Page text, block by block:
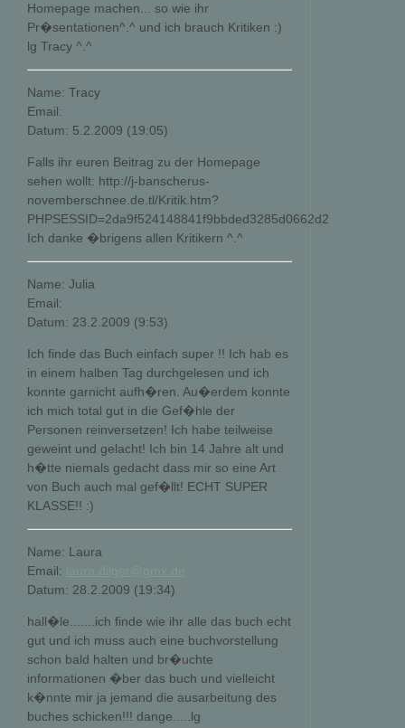
Homepage machen... so wie ihr
Pr�sentationen^.^ und ich brauch Kritiken :)
lg Tracy ^.^
Name: Tracy
Email:
Datum: 5.2.2009 (19:05)
Falls ihr euren Beitrag zu der Homepage
sehen wollt: http://j-banscherus-
novemberschnee.de.tl/Kritik.htm?
PHPSESSID=2da9f524148841f9bbded3285d0662d2
Ich danke �brigens allen Kritikern ^.^
Name: Julia
Email:
Datum: 23.2.2009 (9:53)
Ich finde das Buch einfach super !! Ich hab es
in einem halben Tag durchgelesen und ich
konnte garnicht aufh�ren. Au�erdem konnte
ich mich total gut in die Gef�hle der
Personen reinversetzen! Ich habe teilweise
geweint und gelacht! Ich bin 14 Jahre alt und
h�tte niemals gedacht dass mir so eine Art
von Buch auch mal gef�llt! ECHT SUPER
KLASSE!! :)
Name: Laura
Email:
Datum: 28.2.2009 (19:34)
hall�le.......ich finde wie ihr alle das buch echt
gut und ich muss auch eine buchvorstellung
schon bald halten und br�uchte
informationen �ber das buch und vielleicht
k�nnte mir ja jemand die ausarbeitung des
buches schicken!!! dange.....lg